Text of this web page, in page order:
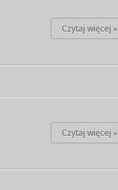
Czytaj więcej »
Czytaj więcej »